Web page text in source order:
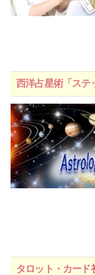
西洋占星術「ス
タロット・カー